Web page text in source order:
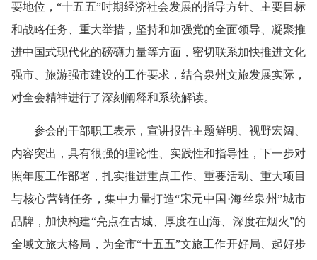
要地位，“十五五”时期经济社会发展的指导方针、主要目标
和战略任务、重大举措，坚持和加强党的全面领导、凝聚推
进中国式现代化的磅礴力量等方面，密切联系加快推进文化
强市、旅游强市建设的工作要求，结合泉州文旅发展实际，
对全会精神进行了深刻阐释和系统解读。
参会的干部职工表示，宣讲报告主题鲜明、视野宏阔、
内容突出，具有很强的理论性、实践性和指导性，下一步对
照年度工作部署，扎实推进重点工作、重要活动、重大项目
与核心营销任务，集中力量打造“宋元中国·海丝泉州”城市
品牌，加快构建“亮点在古城、厚度在山海、深度在烟火”的
全域文旅大格局，为全市“十五五”文旅工作开好局、起好步